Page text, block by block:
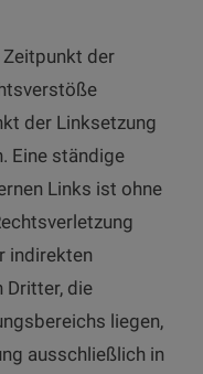
Zeitpunkt der
der Linksetzung
Eine ständige
Links ist ohne
indirekten
Dritter, die
liegen,
ausschließlich in